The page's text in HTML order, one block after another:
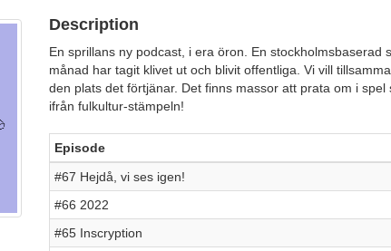
Description
En sprillans ny podcast, i era öron. En
månad har tagit klivet ut och blivit offentliga. Vi vill
den plats det förtjänar. Det finns massor att prata om i
ifrån fulkultur-stämpeln!
Episode
#67 Hejdå, vi ses igen!
#66 2022
#65 Inscryption